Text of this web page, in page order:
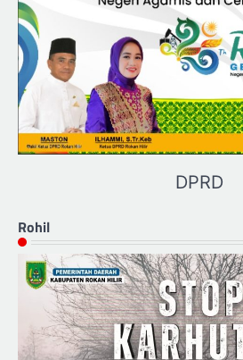
DPRD
Rohil